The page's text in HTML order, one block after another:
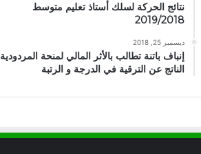
نتائج الحركة لسلك أستاذ تعليم متوسط
2019/2018
ديسمبر 25, 2018
إنباف باتنة تطالب بالأثر المالي لمنحة المردودية
الناتج عن الترقية في الدرجة و الرتبة